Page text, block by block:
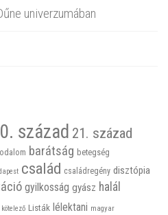
univerzumában
század 21. század
barátság betegség
család családregény disztópia
gyilkosság gyász halál
kötelező Listák lélektani magyar